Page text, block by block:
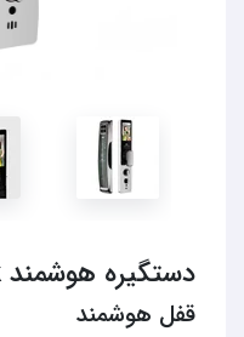
دستگیره هوشمند ilock مدل V3
قفل هوشمند